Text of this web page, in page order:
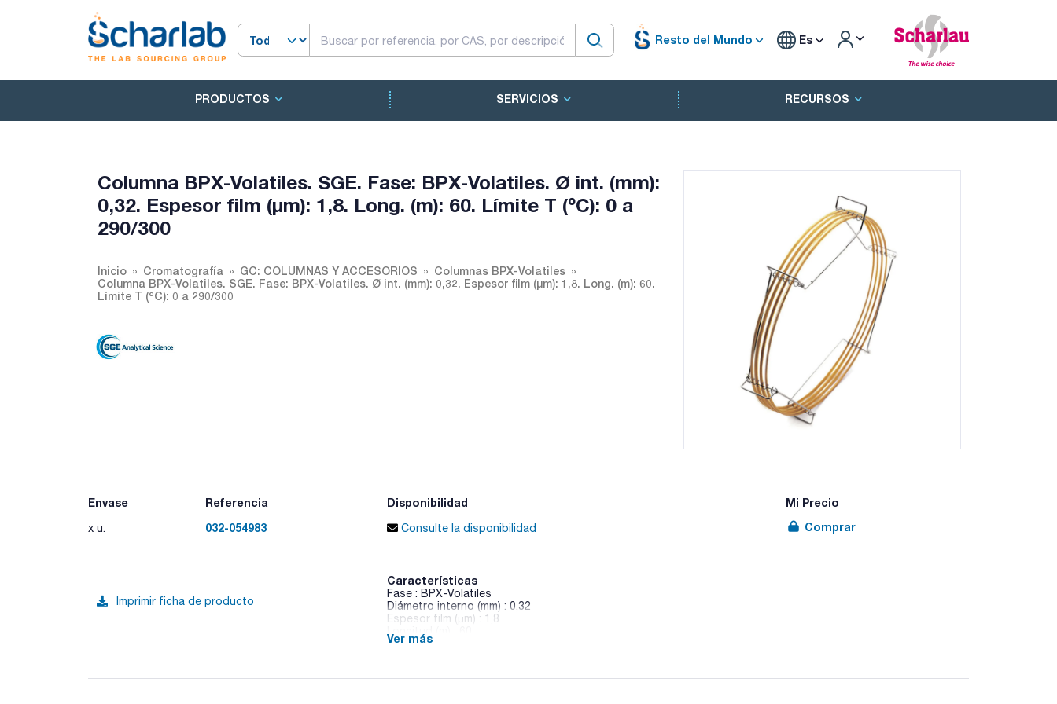
Resto del Mundo Es
PRODUCTOS SERVICIOS RECURSOS
Columna BPX-Volatiles. SGE. Fase: BPX-Volatiles. Ø int. (mm):
0,32. Espesor film (µm): 1,8. Long. (m): 60. Límite T (ºC): 0 a
290/300
Inicio Cromatografía GC: COLUMNAS Y ACCESORIOS
Columnas BPX-Volatiles
Columna BPX-Volatiles. SGE. Fase: BPX-Volatiles. Ø int. (mm): 0,32. Espesor film (µm): 1,8. Long. (m): 60.
Límite T (ºC): 0 a 290/300
Envase Referencia Disponibilidad Mi Precio
x u. 032-054983 Consulte la disponibilidad Comprar
Imprimir ficha de producto
Características
Fase : BPX-Volatiles
Diámetro interno (mm) : 0,32
Espesor film (µm) : 1,8
Límite temperatura (ºC) : 0 a 290/300
Fase: Cianopropilfenil Polisiloxano.
Ver más